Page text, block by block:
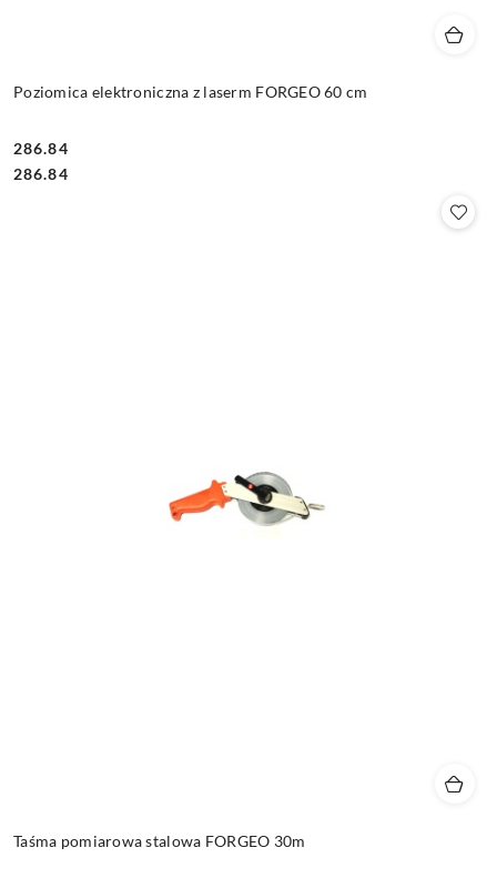
Poziomica elektroniczna z laserm FORGEO 60 cm
Cena:
286.84
Cena:
286.84
Taśma pomiarowa stalowa FORGEO 30m